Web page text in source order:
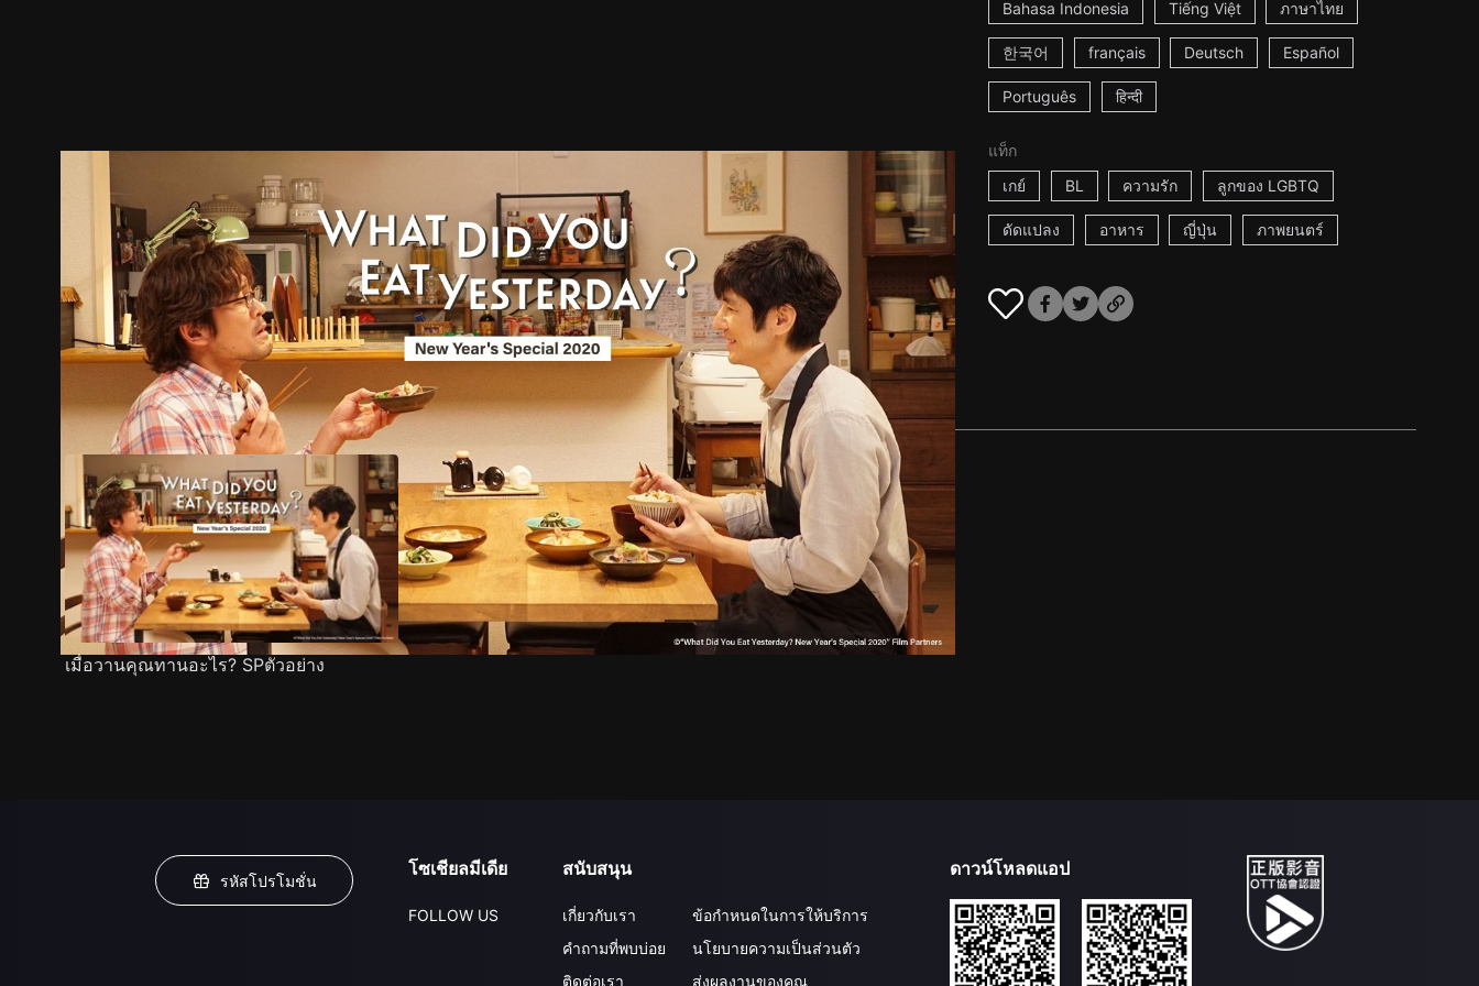
Bahasa Indonesia Tiếng Việt ภาษาไทย
한국어 français Deutsch Español
Português हिन्दी
แท็ก
เกย์
BL ความรัก ลูกของ LGBTQ
ดัดแปลง อาหาร ญี่ปุ่น ภาพยนตร์
ตัวอย่าง ภาพนิ่ง เนื้อหาที่แนะนำ รายละเอียด
เมื่อวานคุณทานอะไร? SPตัวอย่าง
รหัสโปรโมชั่น
โซเชียลมีเดีย
FOLLOW US
สนับสนุน
เกี่ยวกับเรา
คำถามที่พบบ่อย
ติดต่อเรา
ข้อกำหนดในการให้บริการ
นโยบายความเป็นส่วนตัว
ส่งผลงานของคุณ
ดาวน์โหลดแอป